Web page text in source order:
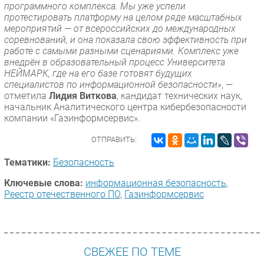
программного комплекса. Мы уже успели
протестировать платформу на целом ряде масштабных
мероприятий — от всероссийских до международных
соревнований, и она показала свою эффективность при
работе с самыми разными сценариями. Комплекс уже
внедрён в образовательный процесс Университета
НЕЙМАРК, где на его базе готовят будущих
специалистов по информационной безопасности», —
отметила Лидия Виткова, кандидат технических наук,
начальник Аналитического центра кибербезопасности
компании «Газинформсервис».
ОТПРАВИТЬ:
Тематики: Безопасность
Ключевые слова: информационная безопасность,
Реестр отечественного ПО, Газинформсервис
СВЕЖЕЕ ПО ТЕМЕ